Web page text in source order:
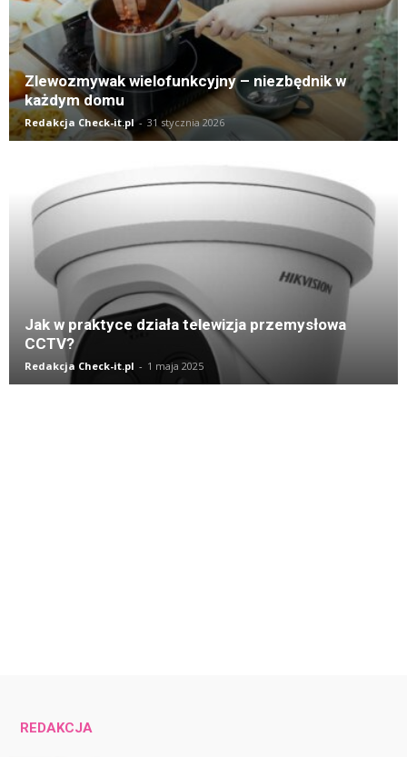
Zlewozmywak wielofunkcyjny – niezbędnik w
każdym domu
Redakcja Check-it.pl - 31 stycznia 2026
Jak w praktyce działa telewizja przemysłowa
CCTV?
Redakcja Check-it.pl - 1 maja 2025
REDAKCJA